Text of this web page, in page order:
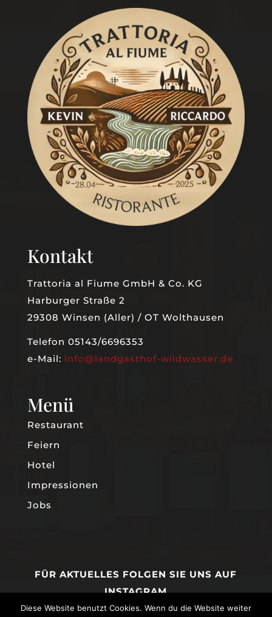
Kontakt
Trattoria al Fiume GmbH & Co. KG
Harburger Straße 2
29308 Winsen (Aller) / OT Wolthausen
Telefon 05143/6696353
e-Mail: info@landgasthof-wildwasser.de
Menü
Restaurant
Feiern
Hotel
Impressionen
Jobs
FÜR AKTUELLES FOLGEN SIE UNS AUF
INSTAGRAM
Diese Website benutzt Cookies. Wenn du die Website weiter